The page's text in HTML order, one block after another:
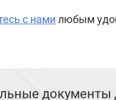
с нами любым
документы